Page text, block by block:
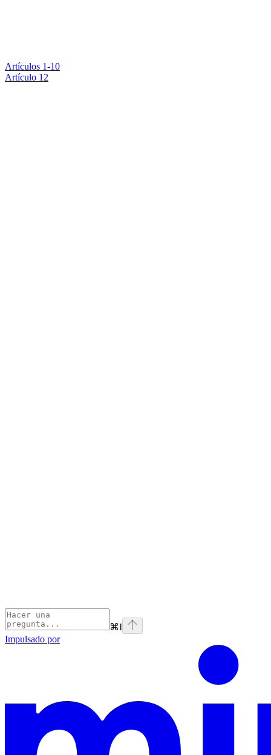
Artículos 1-10
Artículo 12
⌘I
Impulsado por